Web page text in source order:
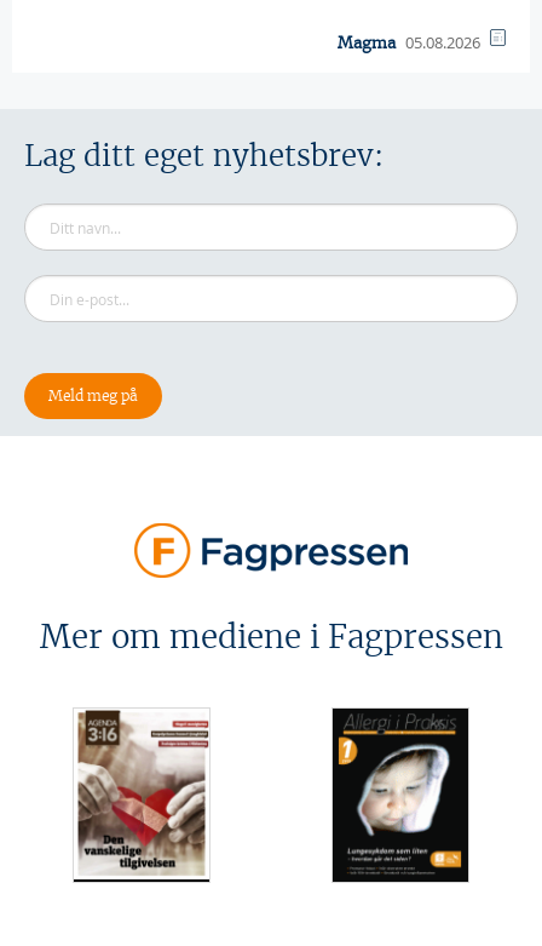
Magma 05.08.2026
Lag ditt eget nyhetsbrev:
Mer om mediene i Fagpressen